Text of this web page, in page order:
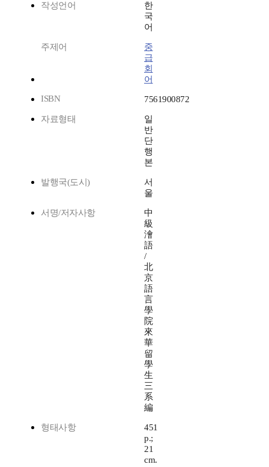
작성언어
한
국
어
주제어
중
급
회
어
ISBN
7561900872
자료형태
일
반
단
행
본
발행국(도시)
서
울
서명/저자사항
中
級
澮
語
/
北
京
語
言
學
院
來
華
留
學
生
三
系
編
형태사항
451
p.;
21
cm.